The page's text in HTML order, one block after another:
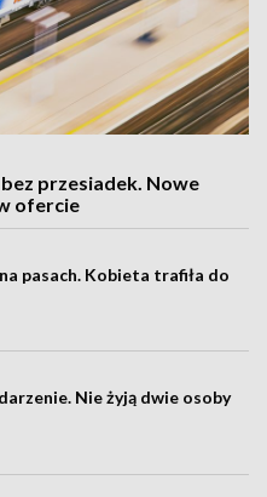
przesiadek. Nowe
ofercie
pasach. Kobieta trafiła do
Nie żyją dwie osoby